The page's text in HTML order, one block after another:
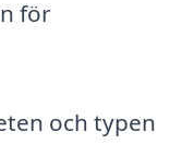
för
och typen